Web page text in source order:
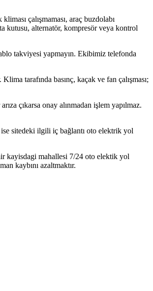
çalışmaması, araç buzdolabı
kutusu, alternatör, kompresör veya kontrol
takviyesi yapmayın. Ekibimiz telefonda
tarafında basınç, kaçak ve fan çalışması;
çıkarsa onay alınmadan işlem yapılmaz.
sitedeki ilgili iç bağlantı oto elektrik yol
kayisdagi mahallesi 7/24 oto elektik yol
kaybını azaltmaktır.